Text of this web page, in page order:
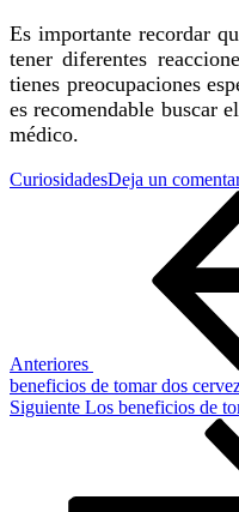
Es importante recordar que cada persona es única y puede
tener diferentes
tienes preocupaciones
es recomendable buscar
médico.
CuriosidadesDeja un
Anteriores
beneficios de tomar dos
Siguiente
Siguiente Los beneficios de